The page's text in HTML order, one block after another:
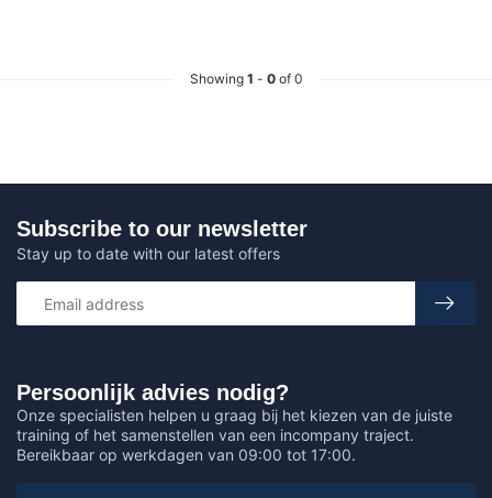
Showing 1 - 0of 0
Persoonlijk advies nodig?
Onze specialisten helpen u graag bij het kiezen van de juiste
training of het samenstellen van een incompany traject.
Bereikbaar op werkdagen van 09:00 tot 17:00.
Subscribe to our newsletter
Stay up to date with our latest offers